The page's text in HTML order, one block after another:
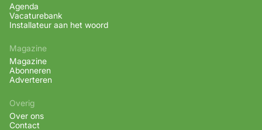
Agenda
Vacaturebank
Installateur aan het woord
Magazine
Magazine
Abonneren
Adverteren
Overig
Over ons
Contact